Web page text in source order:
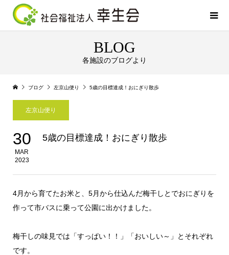
BLOG
各施設のブログより
ブログ 左京山便り 5歳の目標達成！おにぎり散歩
左京山便り
30
MAR
2023
5歳の目標達成！おにぎり散歩
4月から育てたお米と、5月から仕込んだ梅干しとでおにぎりを
作って市バスに乗って公園に出かけました。
梅干しの味見では「すっぱい！！」「おいしい～」とそれぞれ
です。